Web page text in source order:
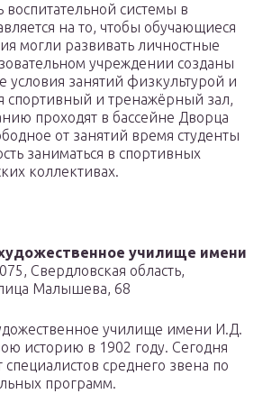
воспитательной системы в
на то, чтобы обучающиеся
могли развивать личностные
учреждении созданы
условия занятий физкультурой и
спортивный и тренажёрный зал,
проходят в бассейне Дворца
от занятий время студенты
заниматься в спортивных
коллективах.
училище имени
Свердловская область,
Малышева, 68
училище имени И.Д.
историю в 1902 году. Сегодня
среднего звена по
программ.